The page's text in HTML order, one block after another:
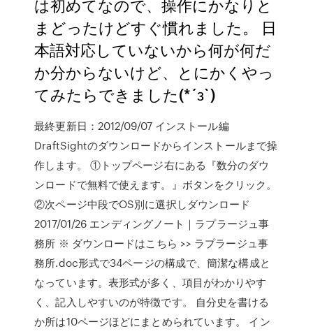
は初めてなので、操作にかなりと
まどったけどすぐ慣れました。 日
本語対応していないから何が何だ
か分からないけど、とにかくやっ
てみたらできました(*´з`)
最終更新日：2012/09/07 インストール編
DraftSightのダウンロードからインストールまで操
作します。 ①トップページ右にある『数分のダウ
ンロードで無料で使えます。』ボタンをクリック。
②次ページ中段でOS別に選択しダウンロード
2017/01/26 エンディングノート｜ラプラージュ事
務所 ※ ダウンロードはこちら >> ラプラージュ事
務所.doc形式で34ページの構成で、簡潔な構成と
なっています。表形式が多く、項目がわかりやす
く、記入しやすいのが特徴です。 自分史を書ける
か所は10ページほどにまとめられています。 イン